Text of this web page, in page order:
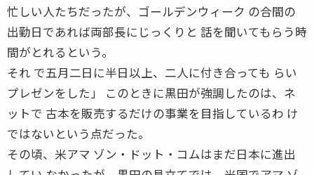
忙しい人たちだったが、ゴールデンウィーク の合間の
出勤日であれば両部長にじっくりと 話を聞いてもらう時
間がとれるという。
それ で五月二日に半日以上、二人に付き合っても らい
プレゼンをした」 このときに黒田が強調したのは、ネ
ットで 古本を販売するだけの事業を目指しているわ け
ではないという点だった。
その頃、米アマ ゾン・ドット・コムはまだ日本に進出